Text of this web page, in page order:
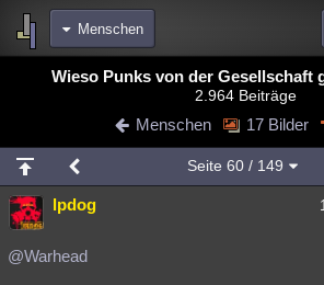
Menschen
Bereiche
Blogs Videos
Chat Wiki Neuigkeiten
meine Rubriken
Menschen
Spiritualität
Wieso Punks von der Gesellschaft
2.964 Beiträge
Menschen 17 Bilder
Seite 60/ 149
lpdog
@Warhead